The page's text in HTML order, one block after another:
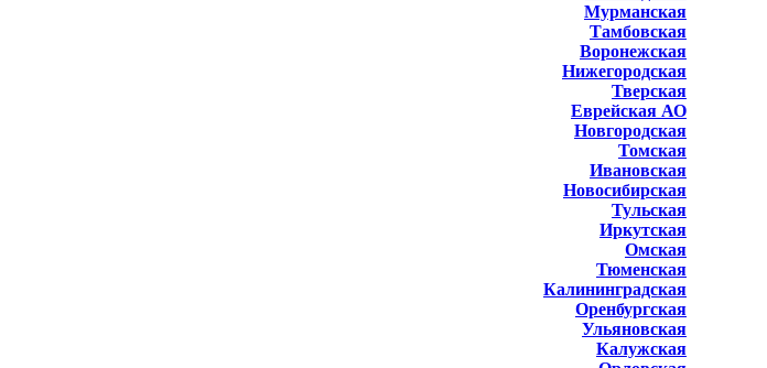
Мурманская
Тамбовская
Воронежская
Нижегородская
Тверская
Еврейская АО
Новгородская
Томская
Ивановская
Новосибирская
Тульская
Иркутская
Омская
Тюменская
Калининградская
Оренбургская
Ульяновская
Калужская